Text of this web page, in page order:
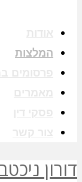
המלצות
דורון